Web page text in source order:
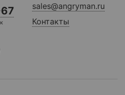
sales@angryman.ru
Контакты